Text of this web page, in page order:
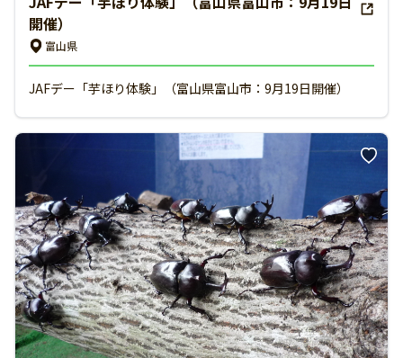
開催）
富山県
JAFデー「芋ほり体験」（富山県富山市：9月19日開催）